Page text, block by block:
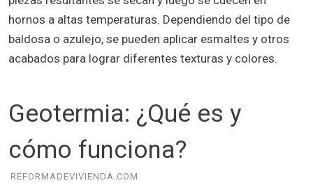
hornos a altas temperaturas. Dependiendo del tipo de
baldosa o azulejo, se pueden aplicar esmaltes y otros
acabados para lograr diferentes texturas y colores.
Geotermia: ¿Qué es y
cómo funciona?
REFORMADEVIVIENDA.COM